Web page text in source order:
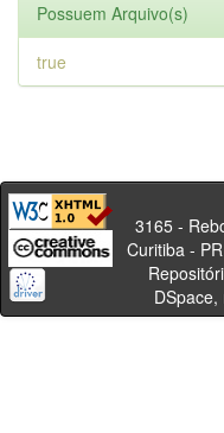
Possuem Arquivo(s)
true
Av.
3165 -